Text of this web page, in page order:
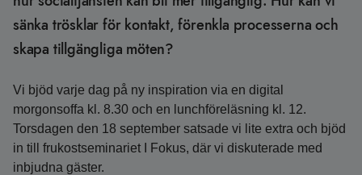
sänka trösklar för kontakt, förenkla processerna och
skapa tillgängliga möten?
Vi bjöd varje dag på ny inspiration via en digital
morgonsoffa kl. 8.30 och en lunchföreläsning kl. 12.
Torsdagen den 18 september satsade vi lite extra och bjöd
in till frukostseminariet I Fokus, där vi diskuterade med
inbjudna gäster.